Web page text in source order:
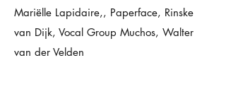
Mariëlle Lapidaire,, Paperface, Rinske
van Dijk, Vocal Group Muchos, Walter
van der Velden